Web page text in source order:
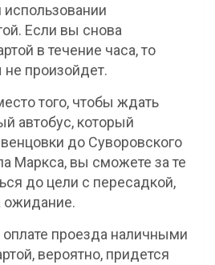
Если вы снова
в течение часа, то
не произойдет.
того, чтобы ждать
автобус, который
до Суворовского
Маркса, вы сможете за те
до цели с пересадкой,
ожидание.
проезда наличными
вероятно, придется